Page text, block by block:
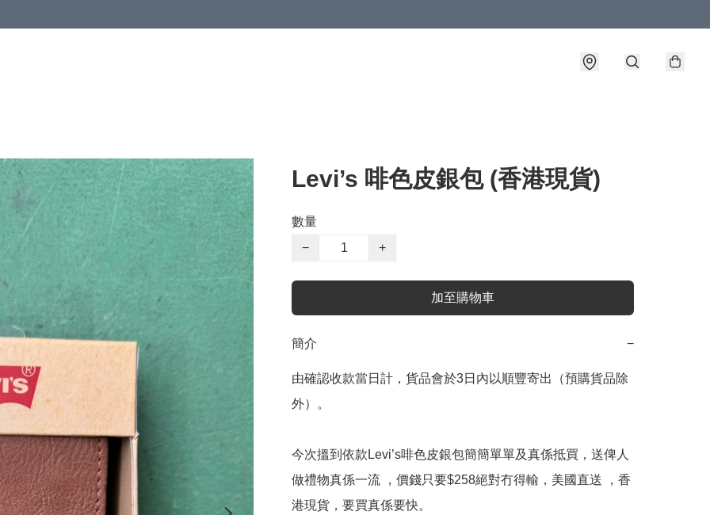
Levi’s 啡色皮銀包 (香港現貨)
數量
−
+
加至購物車
簡介 −
由確認收款當日計，貨品會於3日內以順豐寄出（預購貨品除
外）。
今次搵到依款Levi’s啡色皮銀包簡簡單單及真係抵買，送俾人
做禮物真係一流 ，價錢只要$258絕對冇得輸，美國直送 ，香
港現貨，要買真係要快。